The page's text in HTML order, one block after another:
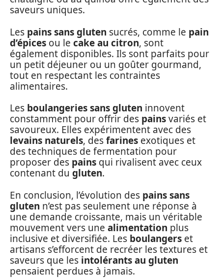
saveurs uniques.
Les pains sans gluten sucrés, comme le pain
d’épices ou le cake au citron, sont
également disponibles. Ils sont parfaits pour
un petit déjeuner ou un goûter gourmand,
tout en respectant les contraintes
alimentaires.
Les boulangeries sans gluten innovent
constamment pour offrir des painsvariés et
savoureux. Elles expérimentent avec des
levains naturels, desfarines exotiques et
des techniques de fermentation pour
proposer des pains qui rivalisent avec ceux
contenant du gluten.
En conclusion, l’évolution des pains sans
gluten n’est pas seulement une réponse à
une demande croissante, mais un véritable
mouvement vers une alimentation plus
inclusive et diversifiée. Les boulangers et
artisans s’efforcent de recréer les textures et
saveurs que les intolérants au gluten
pensaient perdues à jamais.